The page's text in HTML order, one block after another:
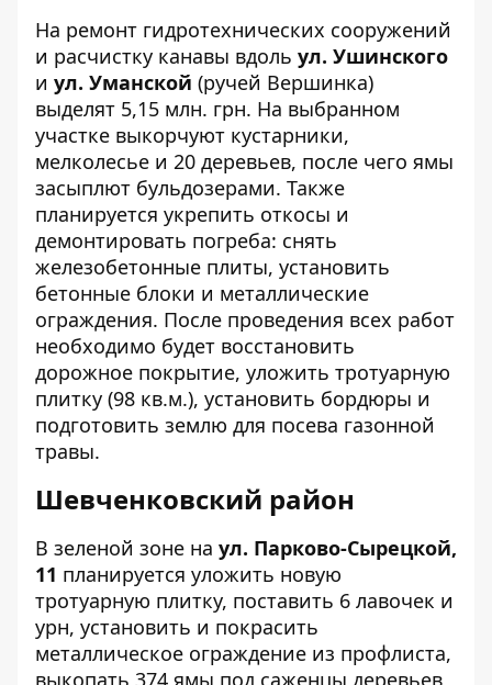
На ремонт гидротехнических сооружений
и расчистку канавы вдоль ул. Ушинского
и ул. Уманской (ручей Вершинка)
выделят 5,15 млн. грн. На выбранном
участке выкорчуют кустарники,
мелколесье и 20 деревьев, после чего ямы
засыплют бульдозерами. Также
планируется укрепить откосы и
демонтировать погреба: снять
железобетонные плиты, установить
бетонные блоки и металлические
ограждения. После проведения всех работ
необходимо будет восстановить
дорожное покрытие, уложить тротуарную
плитку (98 кв.м.), установить бордюры и
подготовить землю для посева газонной
травы.
Шевченковский район
В зеленой зоне на ул. Парково-Сырецкой,
11 планируется уложить новую
тротуарную плитку, поставить 6 лавочек и
урн, установить и покрасить
металлическое ограждение из профлиста,